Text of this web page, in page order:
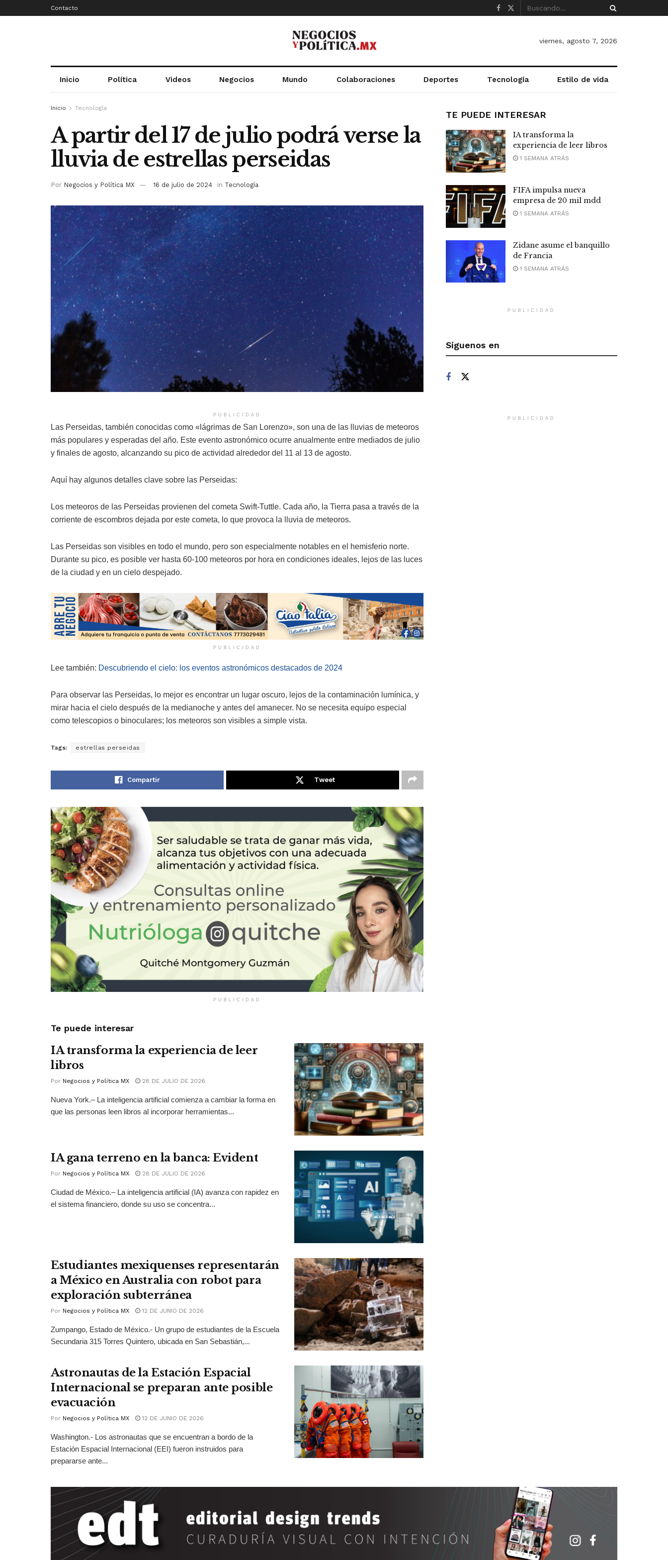
Contacto
viernes, agosto 7, 2026
Inicio Política Videos Negocios Mundo Colaboraciones Deportes Tecnología Estilo de vida
Inicio Tecnología
A partir del 17 de julio podrá verse la
lluvia de estrellas perseidas
Por Negocios y Política MX 16 de julio de 2024 in Tecnología
PUBLICIDAD
Las Perseidas, también conocidas como «lágrimas de San Lorenzo», son una de las lluvias de meteoros
más populares y esperadas del año. Este evento astronómico ocurre anualmente entre mediados de julio
y finales de agosto, alcanzando su pico de actividad alrededor del 11 al 13 de agosto.
Aquí hay algunos detalles clave sobre las Perseidas:
Los meteoros de las Perseidas provienen del cometa Swift-Tuttle. Cada año, la Tierra pasa a través de la
corriente de escombros dejada por este cometa, lo que provoca la lluvia de meteoros.
Las Perseidas son visibles en todo el mundo, pero son especialmente notables en el hemisferio norte.
Durante su pico, es posible ver hasta 60-100 meteoros por hora en condiciones ideales, lejos de las luces
de la ciudad y en un cielo despejado.
PUBLICIDAD
Lee también: Descubriendo el cielo: los eventos astronómicos destacados de 2024
Para observar las Perseidas, lo mejor es encontrar un lugar oscuro, lejos de la contaminación lumínica, y
mirar hacia el cielo después de la medianoche y antes del amanecer. No se necesita equipo especial
como telescopios o binoculares; los meteoros son visibles a simple vista.
Tags: estrellas perseidas
Compartir Tweet
PUBLICIDAD
Te puede interesar
IA transforma la experiencia de leer
libros
Por Negocios y Política MX 28 DE JULIO DE 2026
Nueva York.– La inteligencia artificial comienza a cambiar la forma en
que las personas leen libros al incorporar herramientas...
IA gana terreno en la banca: Evident
Por Negocios y Política MX 28 DE JULIO DE 2026
Ciudad de México.– La inteligencia artificial (IA) avanza con rapidez en
el sistema financiero, donde su uso se concentra...
Estudiantes mexiquenses representarán
a México en Australia con robot para
exploración subterránea
Por Negocios y Política MX 12 DE JUNIO DE 2026
Zumpango, Estado de México.- Un grupo de estudiantes de la Escuela
Secundaria 315 Torres Quintero, ubicada en San Sebastián,...
Astronautas de la Estación Espacial
Internacional se preparan ante posible
evacuación
Por Negocios y Política MX 12 DE JUNIO DE 2026
Washington.- Los astronautas que se encuentran a bordo de la
Estación Espacial Internacional (EEI) fueron instruidos para
prepararse ante...
TE PUEDE INTERESAR
IA transforma la
experiencia de leer libros
1 SEMANA ATRÁS
FIFA impulsa nueva
empresa de 20 mil mdd
1 SEMANA ATRÁS
Zidane asume el banquillo
de Francia
1 SEMANA ATRÁS
PUBLICIDAD
Síguenos en
PUBLICIDAD